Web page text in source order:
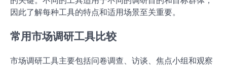
因此了解每种工具的特点和适用场景至关重要。
常用市场调研工具比较
市场调研工具主要包括问卷调查、访谈、焦点小组和观察